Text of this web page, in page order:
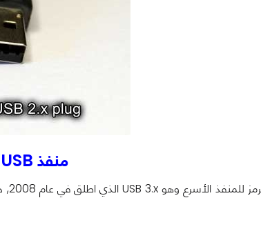
منفذ USB باللون الأزرق